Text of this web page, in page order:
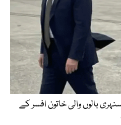
بالوں والی خاتون افسر کے